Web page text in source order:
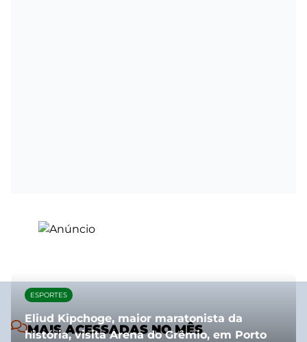
MAIS ACESSADAS NO MÊS
ESPORTES
Eliud Kipchoge, maior maratonista da
história, visita Arena do Grêmio, em Porto